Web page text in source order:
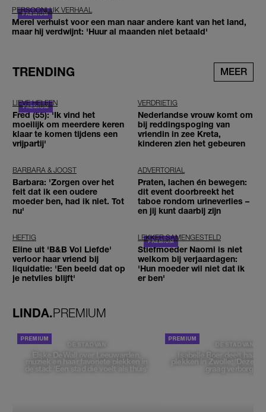
PERSOONLIJK VERHAAL
Merel verhuist voor een man naar andere kant van het land,
maar hij verdwijnt: 'Huur al maanden niet betaald'
TRENDING MEER
LIEVE HELEEN
Fred (55): 'Ik vind het
moeilijk om meerdere keren
klaar te komen tijdens een
vrijpartij'
VERDRIETIG
Nederlandse vrouw komt om
bij reddingspoging van
vriendin in zee Kreta,
kinderen zien het gebeuren
BARBARA & JOOST
Barbara: 'Zorgen over het
feit dat ik een oudere
moeder ben, had ik niet. Tot
nu'
ADVERTORIAL
Praten, lachen én bewegen:
dit event doorbreekt het
taboe rondom urineverlies –
en jij kunt daarbij zijn
HEFTIG
Eline uit 'B&B Vol Liefde'
verloor haar vriend bij
liquidatie: 'Een beeld dat op
je netvlies blijft'
LEKKER SAMENGESTELD
Stiefmoeder Naomi is niet
welkom bij verjaardagen:
'Hun moeder wil niet dat ik
er ben'
LINDA.PREMIUM
DE STAD VAN
Elske DeWall over Leeuwarden,
muziek en haar favoriete plekken in
de stad: 'Een stad die voelt als thuis'
DE STAD VAN
Isabelle Boer deelt haar
plekken in Zwolle: 'Deze
graag verborgen'